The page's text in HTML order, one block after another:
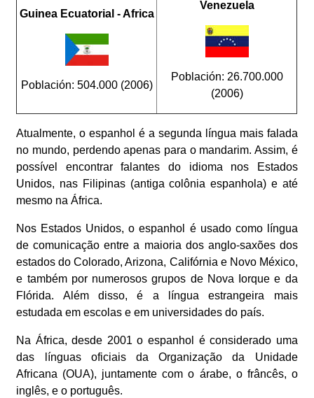
Guinea Ecuatorial - Africa
Población: 504.000 (2006)
Venezuela
Población: 26.700.000
(2006)
Atualmente, o espanhol é a segunda língua mais falada
no mundo, perdendo apenas para o mandarim. Assim, é
possível encontrar falantes do idioma nos
Estados
Unidos, nas Filipinas (antiga colônia espanhola) e até
mesmo na África.
Nos Estados Unidos, o espanhol é usado como língua
de comunicação entre a maioria dos anglo-saxões dos
estados do Colorado, Arizona, Califórnia e Novo México,
e também por numerosos grupos de Nova Iorque e da
Flórida. Além disso, é a língua estrangeira mais
estudada em escolas e em universidades do país.
Na África, desde 2001 o espanhol é considerado uma
das línguas oficiais da Organização da Unidade
Africana (OUA), juntamente com o árabe, o frâncês, o
inglês, e o português.